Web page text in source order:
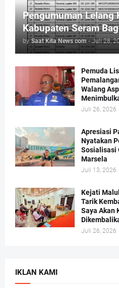
Pengumuman Lelang
Kabupaten Seram
by Saat Kita News com - Juli 28,
Pemuda
Walang
Juli 26, 2026
Apresiasi
Nyatakan
Sosialisasi
Marsela
Juli 13, 2026
Kejati
Tarik
Saya Akan
Juli 26, 2026
IKLAN KAMI